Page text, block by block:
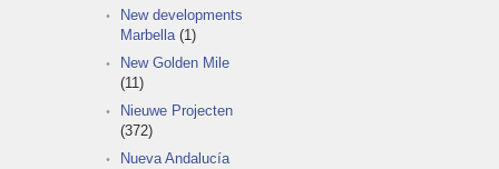
New developments
Marbella(1)
New Golden Mile
(11)
Nieuwe Projecten
(372)
Nueva Andalucía